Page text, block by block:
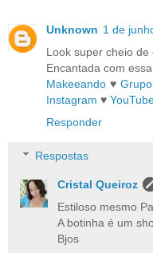
Unknown 1 de
Look super cheio de
Encantada com
Makeeando ♥
Instagram ♥
Responder
Respostas
Cristal Queiroz
Estiloso mesmo
A botinha é um
Bjos